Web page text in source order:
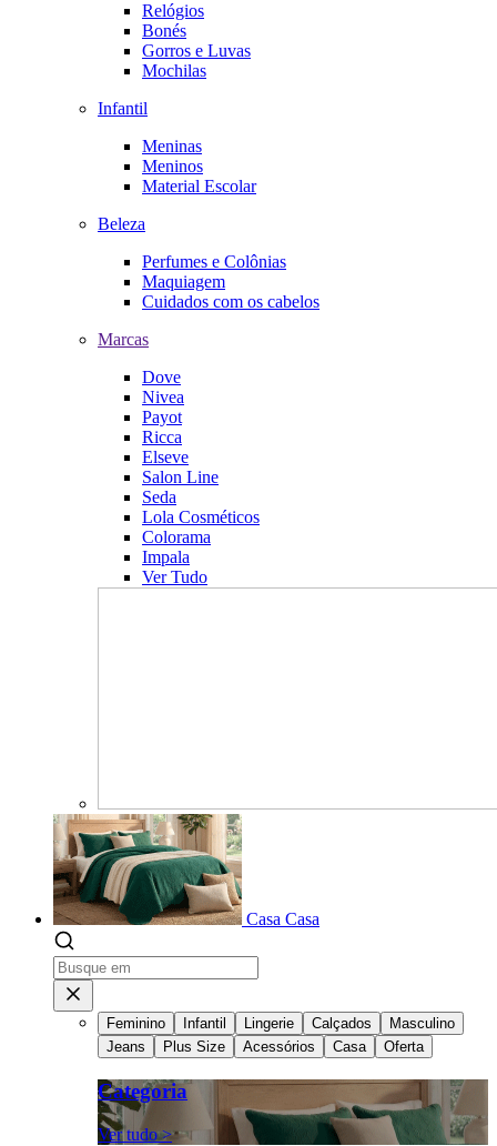
Relógios
Bonés
Gorros e Luvas
Mochilas
Infantil
Meninas
Meninos
Material Escolar
Beleza
Perfumes e Colônias
Maquiagem
Cuidados com os cabelos
Marcas
Dove
Nivea
Payot
Ricca
Elseve
Salon Line
Seda
Lola Cosméticos
Colorama
Impala
Ver Tudo
Casa Casa
Feminino Infantil Lingerie Calçados
Masculino
Jeans
Plus Size Acessórios Casa Oferta
Categoria
Ver tudo >